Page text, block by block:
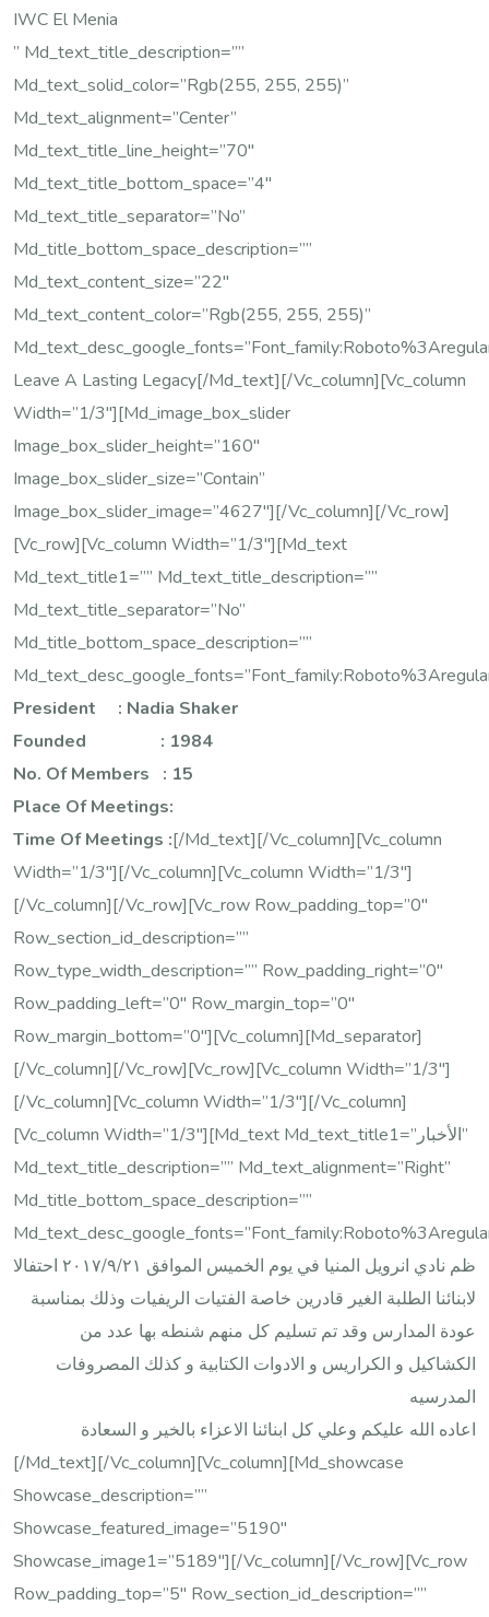
IWC El Menia
” Md_text_title_description=””
Md_text_solid_color=”rgb(255, 255, 255)”
Md_text_alignment=”center”
Md_text_title_line_height=”70″
Md_text_title_bottom_space=”4″
Md_text_title_separator=”no”
Md_title_bottom_space_description=””
Md_text_content_size=”22″
Md_text_content_color=”rgb(255, 255, 255)”
Leave A Lasting Legacy[/md_text][/vc_column][vc_column
Width=”1/3″][md_image_box_slider
Image_box_slider_height=”160″
Image_box_slider_size=”contain”
Image_box_slider_image=”4627″][/vc_column][/vc_row]
[vc_row][vc_column Width=”1/3″][md_text
Md_text_title1=”” Md_text_title_description=””
Md_text_title_separator=”no”
Md_title_bottom_space_description=””
President : Nadia Shaker
Founded : 1984
No. Of Members : 15
Place Of Meetings:
Time Of Meetings :[/md_text][/vc_column][vc_column
Width=”1/3″][/vc_column][vc_column Width=”1/3″]
[/vc_column][/vc_row][vc_row Row_padding_top=”0″
Row_section_id_description=””
Row_type_width_description=”” Row_padding_right=”0″
Row_padding_left=”0″ Row_margin_top=”0″
Row_margin_bottom=”0″][vc_column][md_separator]
[/vc_column][/vc_row][vc_row][vc_column Width=”1/3″]
[/vc_column][vc_column Width=”1/3″][/vc_column]
[vc_column Width=”1/3″][md_text Md_text_title1=”الأخبار”
Md_text_title_description=”” Md_text_alignment=”right”
Md_title_bottom_space_description=””
ظم نادي انرويل المنيا في يوم الخميس الموافق ٢٠١٧/٩/٢١ احتفالا
لابنائنا الطلبة الغير قادرين خاصة الفتيات الريفيات وذلك بمناسبة
عودة المدارس وقد تم تسليم كل منهم شنطه بها عدد من
الكشاكيل و الكراريس و الادوات الكتابية و كذلك المصروفات
المدرسيه
اعاده الله عليكم وعلي كل ابنائنا الاعزاء بالخير و السعادة
[/md_text][/vc_column][vc_column][md_showcase
Showcase_description=””
Showcase_featured_image=”5190″
Showcase_image1=”5189″][/vc_column][/vc_row][vc_row
Row_padding_top=”5″ Row_section_id_description=””